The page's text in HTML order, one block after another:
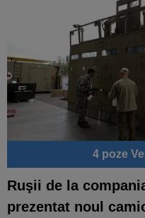
4 poze
Ruşii de la
prezentat noul